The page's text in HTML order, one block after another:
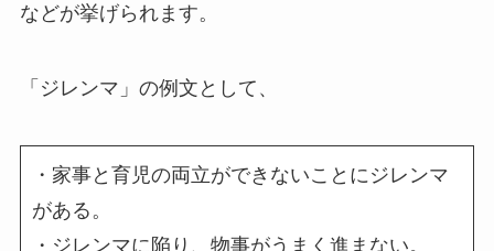
などが挙げられます。
「ジレンマ」の例文として、
・家事と育児の両立ができないことにジレンマ
がある。
・ジレンマに陥り、物事がうまく進まない。